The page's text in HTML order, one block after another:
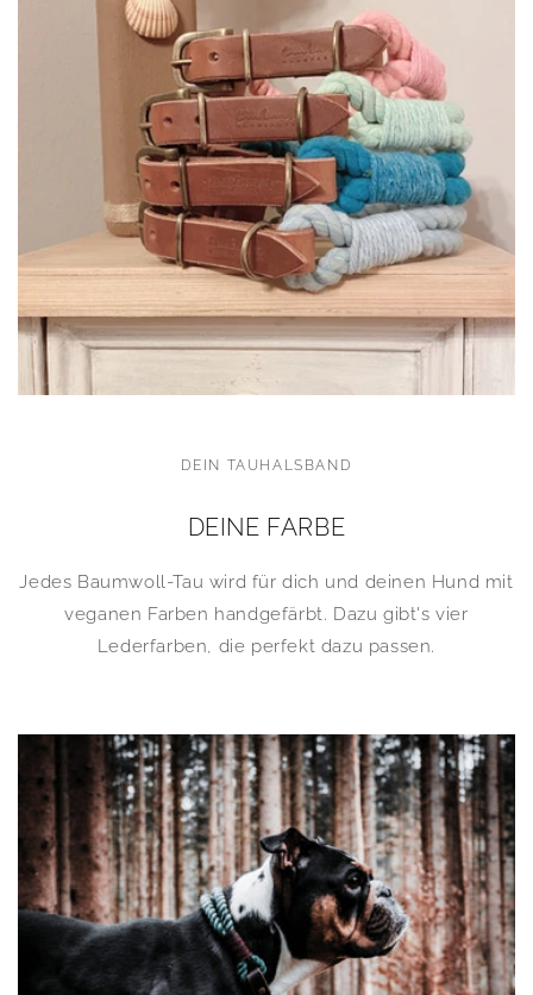
DEIN TAUHALSBAND
DEINE FARBE
Jedes Baumwoll-Tau wird für dich und deinen Hund mit
veganen Farben handgefärbt. Dazu gibt's vier
Lederfarben, die perfekt dazu passen.